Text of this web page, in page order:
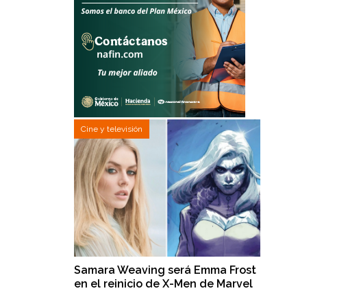
Cine y televisión
Samara Weaving será Emma Frost
en el reinicio de X-Men de Marvel